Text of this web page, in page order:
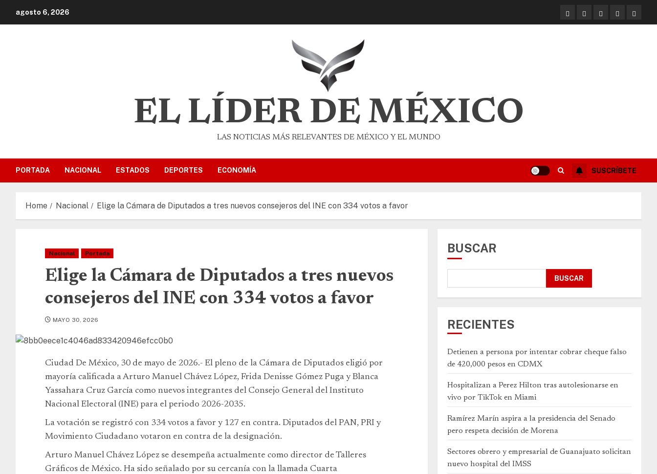
agosto 6, 2026
EL LÍDER DE MÉXICO
LAS NOTICIAS MÁS RELEVANTES DE MÉXICO Y EL MUNDO
PORTADA NACIONAL ESTADOS DEPORTES ECONOMÍA SUSCRÍBETE
Home Nacional Elige la Cámara de Diputados a tres nuevos consejeros del INE con 334 votos a favor
Nacional Portada
Elige la Cámara de Diputados a tres nuevos
consejeros del INE con 334 votos a favor
MAYO 30, 2026
Ciudad De México, 30 de mayo de 2026.- El pleno de la Cámara de Diputados eligió por
mayoría calificada a Arturo Manuel Chávez López, Frida Denisse Gómez Puga y Blanca
Yassahara Cruz García como nuevos integrantes del Consejo General del Instituto
Nacional Electoral (INE) para el periodo 2026-2035.
La votación se registró con 334 votos a favor y 127 en contra. Diputados del PAN, PRI y
Movimiento Ciudadano votaron en contra de la designación.
Arturo Manuel Chávez López se desempeña actualmente como director de Talleres
Gráficos de México. Ha sido señalado por su cercanía con la llamada Cuarta
BUSCAR
BUSCAR
RECIENTES
Detienen a persona por intentar cobrar cheque falso
de 420,000 pesos en CDMX
Hospitalizan a Perez Hilton tras autolesionarse en
vivo por TikTok en Miami
Ramírez Marín aspira a la presidencia del Senado
pero respeta decisión de Morena
Sectores obrero y empresarial de Guanajuato solicitan
nuevo hospital del IMSS